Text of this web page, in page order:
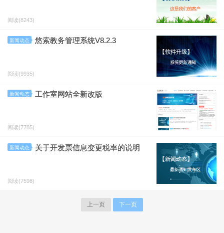
阅读(8243)
新闻动态 悠索教务管理系统V8.2.3
阅读(9935)
新闻动态 工作室网站全新改版
阅读(7785)
新闻动态 关于开发票信息变更税率的说明
阅读(7598)
上一页 下一页